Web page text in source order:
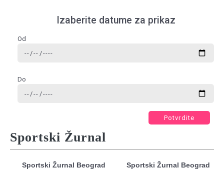
Izaberite datume za prikaz
Od
Do
Potvrdite
Sportski Žurnal
Sportski Žurnal Beograd Sportski Žurnal Beograd